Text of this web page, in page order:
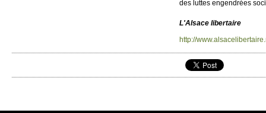
des luttes engendrées
L'Alsace libe­rtaire
http://​